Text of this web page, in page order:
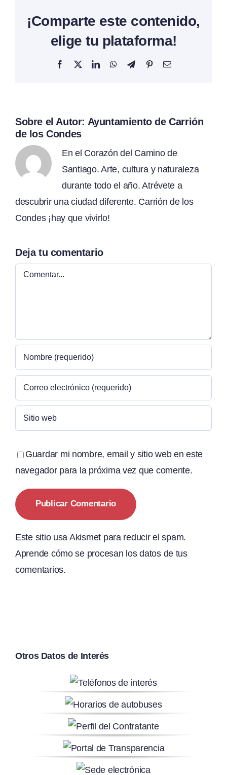
¡Comparte este contenido,
elige tu plataforma!
Facebook
X LinkedInWhatsAppTelegramPinterestCorreo
Sobre el Autor: Ayuntamiento de Carrión
de los Condes
En el Corazón del Camino de
Santiago. Arte, cultura y naturaleza
durante todo el año. Atrévete a
descubrir una ciudad diferente. Carrión de los
Condes ¡hay que vivirlo!
Deja tu comentario
Comentar
Guardar mi nombre, email y sitio web en este
navegador para la próxima vez que comente.
Este sitio usa Akismet para reducir el spam.
Aprende cómo se procesan los datos de tus
comentarios.
Otros Datos de Interés